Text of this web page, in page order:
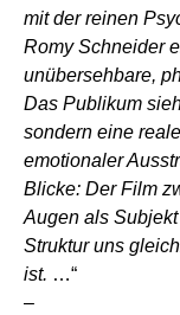
mit der reinen
Romy Schneider
unübersehbare,
Das Publikum
sondern eine
emotionaler
Blicke: Der Film
Augen als
Struktur uns
ist. …“
–